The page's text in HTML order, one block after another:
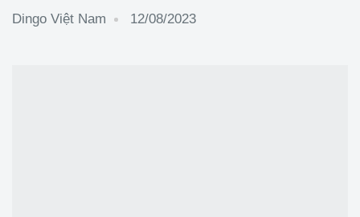
Dingo Việt Nam 12/08/2023